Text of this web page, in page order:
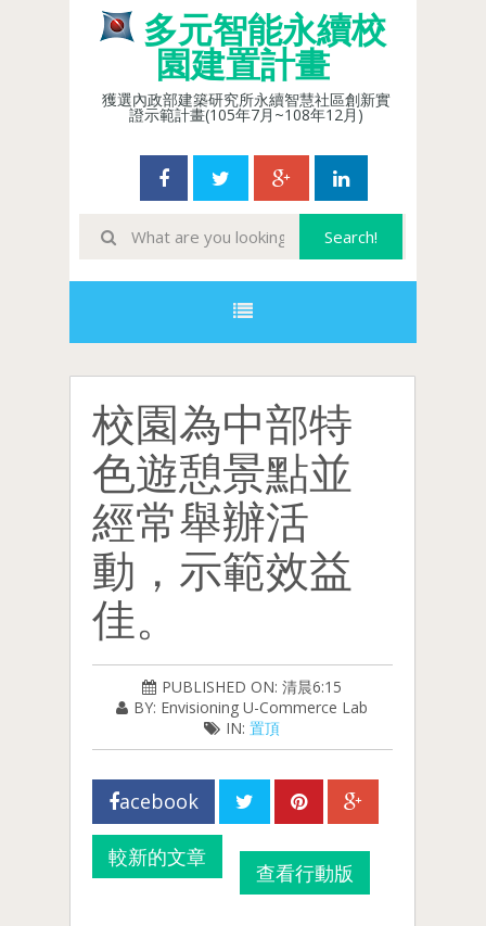
多元智能永續校
園建置計畫
獲選內政部建築研究所永續智慧社區創新實
證示範計畫(105年7月~108年12月)
校園為中部特
色遊憩景點並
經常舉辦活
動，示範效益
佳。
PUBLISHED ON: 清晨6:15
BY: Envisioning U-Commerce Lab
IN:置頂
acebook
較新的文章
查看行動版